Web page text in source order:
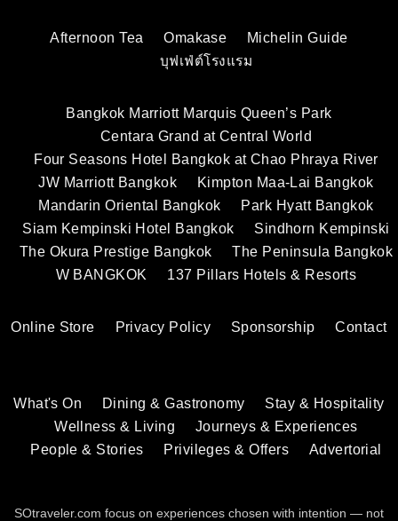
Afternoon Tea Omakase
Michelin Guide
บุฟเฟ่ต์โรงแรม
Bangkok Marriott Marquis Queen’s Park
Centara Grand at Central World
Four Seasons Hotel Bangkok at Chao Phraya River
JW Marriott Bangkok
Kimpton Maa-Lai Bangkok
Mandarin Oriental Bangkok
Park Hyatt Bangkok
Siam Kempinski Hotel Bangkok
Sindhorn Kempinski
The Okura Prestige Bangkok
The Peninsula Bangkok
W BANGKOK
137 Pillars Hotels & Resorts
Online Store Privacy Policy Sponsorship Contact
What's On Dining & Gastronomy
Stay & Hospitality
Wellness & Living
Journeys & Experiences
People & Stories
Privileges & Offers Advertorial
SOtraveler.com focus on experiences chosen with intention — not